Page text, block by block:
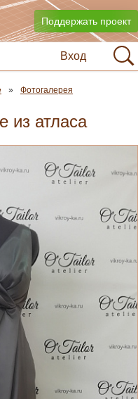
Поддержать проект
Вход
Фотогалерея
из атласа